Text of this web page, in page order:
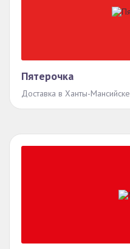
Пятерочка
Доставка в Ханты-Мансийске